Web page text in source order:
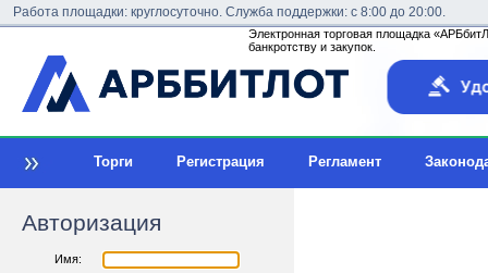
Работа площадки: круглосуточно. Служба поддержки: с 8:00 до 20:00.
Электронная торговая площадка
банкротству и закупок.
Торги Регистрация Регламент
Авторизация
Имя: